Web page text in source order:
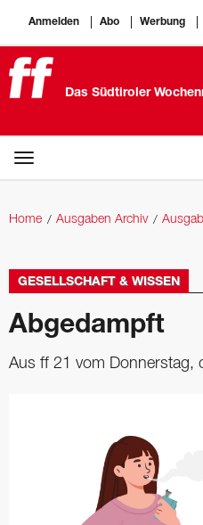
Anmelden Abo Werbung
Das Südtiroler
Home Ausgaben Archiv
GESELLSCHAFT & WISSEN
Abgedampft
Aus ff 21 vom Donnerstag,